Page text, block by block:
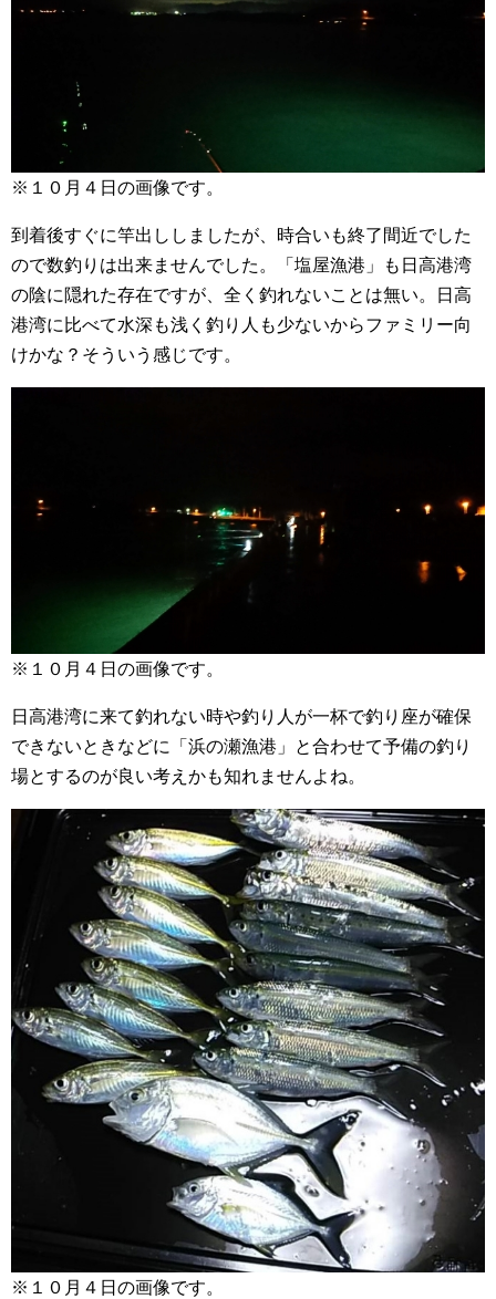
※１０月４日の画像です。
到着後すぐに竿出ししましたが、時合いも終了間近でした
ので数釣りは出来ませんでした。「塩屋漁港」も日高港湾
の陰に隠れた存在ですが、全く釣れないことは無い。日高
港湾に比べて水深も浅く釣り人も少ないからファミリー向
けかな？そういう感じです。
※１０月４日の画像です。
日高港湾に来て釣れない時や釣り人が一杯で釣り座が確保
できないときなどに「浜の瀬漁港」と合わせて予備の釣り
場とするのが良い考えかも知れませんよね。
※１０月４日の画像です。